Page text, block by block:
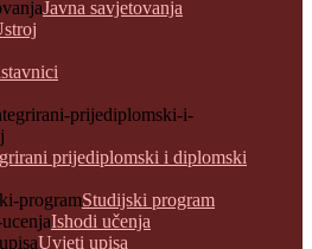
Javna savjetovanja
prijediplomski i diplomski
Studijski program
Ishodi učenja
Uvjeti upisa